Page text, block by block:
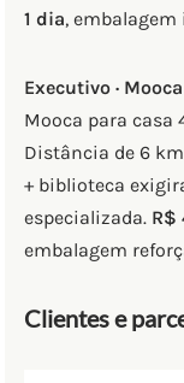
1 dia, embalagem
Executivo ·
Mooca para casa
Distância de 6
+ biblioteca
especializada. R$
embalagem
Clientes e